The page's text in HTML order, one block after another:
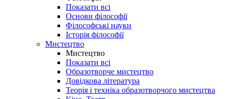
Показати всі
Основи філософії
Філософські науки
Історія філософії
Мистецтво
Мистецтво
Показати всі
Образотворче мистецтво
Довідкова література
Теорія і техніка образотворчого мистецтва